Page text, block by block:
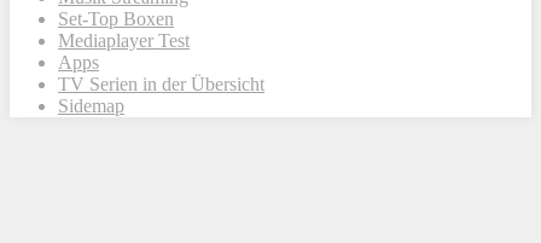
Set-Top Boxen
Mediaplayer Test
Apps
TV Serien in der Übersicht
Sidemap